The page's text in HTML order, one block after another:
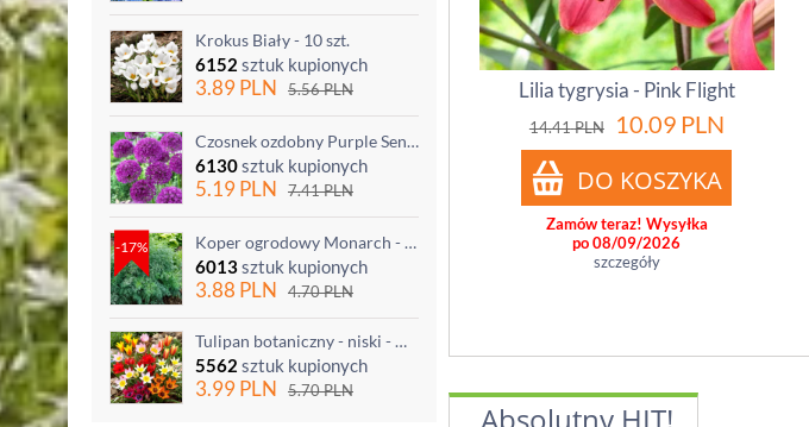
Krokus Biały - 10 szt.
6152 sztuk kupionych
3.89PLN 5.56PLN
Czosnek ozdobny Purple Sensation - op. 3 szt.
6130sztuk kupionych
5.19PLN 7.41PLN
-17% Koper ogrodowy Monarch - po ścięciu odrasta
6013sztuk kupionych
3.88 PLN 4.70PLN
Tulipan botaniczny - niski - mix kolorów - 5 szt.
5562 sztuk kupionych
3.99PLN 5.70PLN
Lilia tygrysia - Pink Flight
14.41PLN 10.09 PLN
Zamów teraz! Wysyłka
po 08/09/2026
szczegóły
Absolutny HIT!